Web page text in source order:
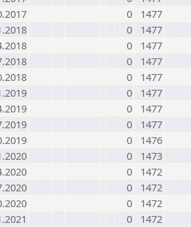
0
1477
0
1477
0
1477
0
1477
0
1477
0
1477
0
1477
0
1477
0
1476
0
1473
0
1472
0
1472
0
1472
0
1472